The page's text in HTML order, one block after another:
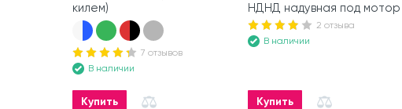
килем)
7 отзывов
В наличии
Купить
НДНД надувная под мотор
2 отзыва
В наличии
Купить